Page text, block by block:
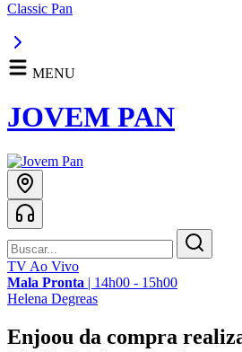
Classic Pan
MENU
JOVEM PAN
TV Ao Vivo
Mala Pronta | 14h00 - 15h00
Helena Degreas
Enjoou da compra